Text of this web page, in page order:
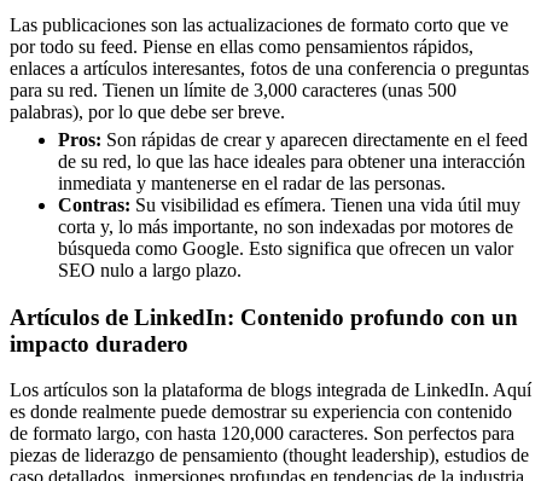
Las publicaciones son las actualizaciones de formato corto que ve
por todo su feed. Piense en ellas como pensamientos rápidos,
enlaces a artículos interesantes, fotos de una conferencia o preguntas
para su red. Tienen un límite de 3,000 caracteres (unas 500
palabras), por lo que debe ser breve.
Pros: Son rápidas de crear y aparecen directamente en el feed
de su red, lo que las hace ideales para obtener una interacción
inmediata y mantenerse en el radar de las personas.
Contras: Su visibilidad es efímera. Tienen una vida útil muy
corta y, lo más importante, no son indexadas por motores de
búsqueda como Google. Esto significa que ofrecen un valor
SEO nulo a largo plazo.
Artículos de LinkedIn: Contenido profundo con un
impacto duradero
Los artículos son la plataforma de blogs integrada de LinkedIn. Aquí
es donde realmente puede demostrar su experiencia con contenido
de formato largo, con hasta 120,000 caracteres. Son perfectos para
piezas de liderazgo de pensamiento (thought leadership), estudios de